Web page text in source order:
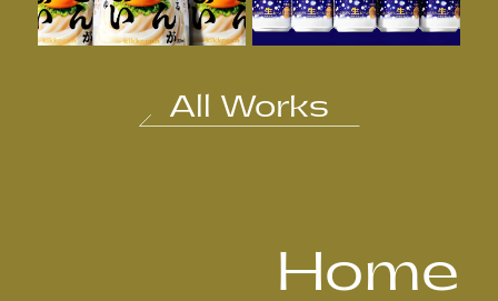
All Works
Home